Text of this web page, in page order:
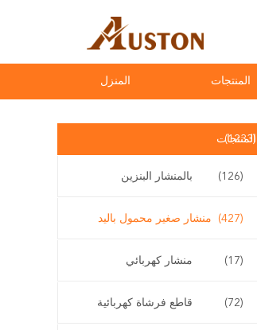
المنزل المنتجات
المنتجات(1233)
بالمنشار البنزين (126)
منشار صغير محمول باليد (427)
منشار كهربائي (17)
قاطع فرشاة كهربائية (72)